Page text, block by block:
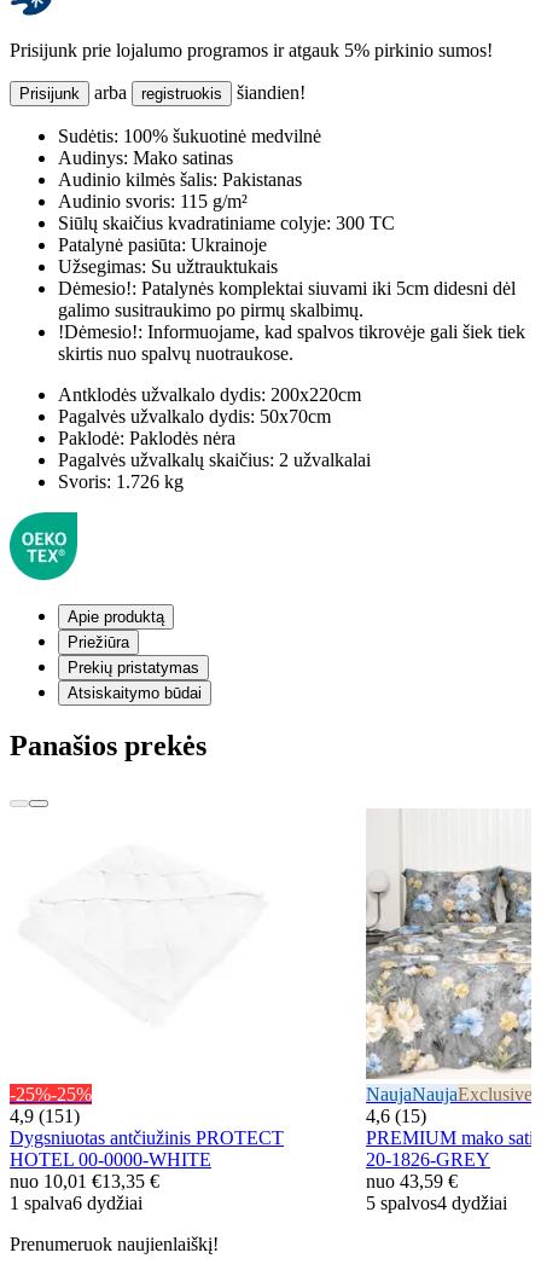
Prisijunk prie lojalumo programos ir atgauk 5% pirkinio sumos!
Prisijunk arba registruokis šiandien!
Sudėtis: 100% šukuotinė medvilnė
Audinys: Mako satinas
Audinio kilmės šalis: Pakistanas
Audinio svoris: 115 g/m²
Siūlų skaičius kvadratiniame colyje: 300 TC
Patalynė pasiūta: Ukrainoje
Užsegimas: Su užtrauktukais
Dėmesio!: Patalynės komplektai siuvami iki 5cm didesni dėl
galimo susitraukimo po pirmų skalbimų.
!Dėmesio!: Informuojame, kad spalvos tikrovėje gali šiek tiek
skirtis nuo spalvų nuotraukose.
Antklodės užvalkalo dydis: 200x220cm
Pagalvės užvalkalo dydis: 50x70cm
Paklodė: Paklodės nėra
Pagalvės užvalkalų skaičius: 2 užvalkalai
Svoris: 1.726 kg
Apie produktą
Priežiūra
Prekių pristatymas
Atsiskaitymo būdai
Panašios prekės
-25%-25%
4,9 (151)
Dygsniuotas antčiužinis PROTECT
HOTEL 00-0000-WHITE
nuo 10,01 €13,35 €
1 spalva6 dydžiai
NaujaNaujaExclusive
4,6 (15)
PREMIUM mako
20-1826-GREY
nuo 43,59 €
5 spalvos4 dydžiai
Prenumeruok naujienlaiškį!